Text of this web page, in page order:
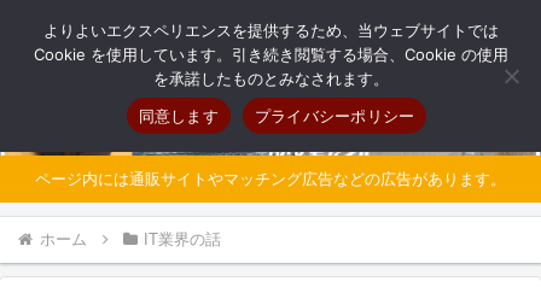
自分だけのオリジナルパソコンを持とう
ページ内には通販サイトやマッチング広告などの広告があります。
ホーム IT業界の話
よりよいエクスペリエンスを提供するため、当ウェブサイトでは
Cookie を使用しています。引き続き閲覧する場合、Cookie の使用
を承諾したものとみなされます。
同意します
プライバシーポリシー